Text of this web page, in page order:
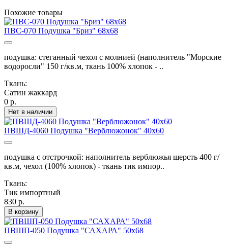
Похожие товары
ПВС-070 Подушка "Бриз" 68х68
подушка: стеганный чехол с молнией (наполнитель "Морские
водоросли" 150 г/кв.м, ткань 100% хлопок - ..
Ткань:
Сатин жаккард
0 р.
Нет в наличии
ПВШД-4060 Подушка "Верблюжонок" 40х60
подушка с отстрочкой: наполнитель верблюжья шерсть 400 г/
кв.м, чехол (100% хлопок) - ткань тик импор..
Ткань:
Тик импортный
830 р.
В корзину
ПВШП-050 Подушка "САХАРА" 50х68